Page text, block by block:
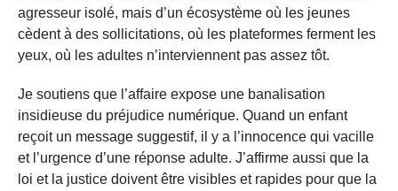
agresseur isolé, mais d’un écosystème où les jeunes
cèdent à des sollicitations, où les plateformes ferment les
yeux, où les adultes n’interviennent pas assez tôt.
Je soutiens que l’affaire expose une banalisation
insidieuse du préjudice numérique. Quand un enfant
reçoit un message suggestif, il y a l’innocence qui vacille
et l’urgence d’une réponse adulte. J’affirme aussi que la
loi et la justice doivent être visibles et rapides pour que la